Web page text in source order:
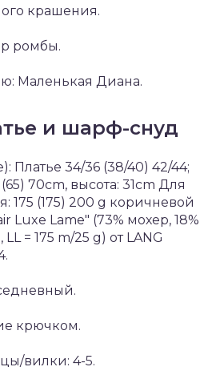
крашения.
ромбы.
Маленькая Диана.
и шарф-снуд
Платье 34/36 (38/40) 42/44;
70cm, высота: 31cm Для
175 (175) 200 g коричневой
Luxe Lame" (73% мохер, 18%
= 175 m/25 g) от LANG
крючком.
вилки: 4-5.